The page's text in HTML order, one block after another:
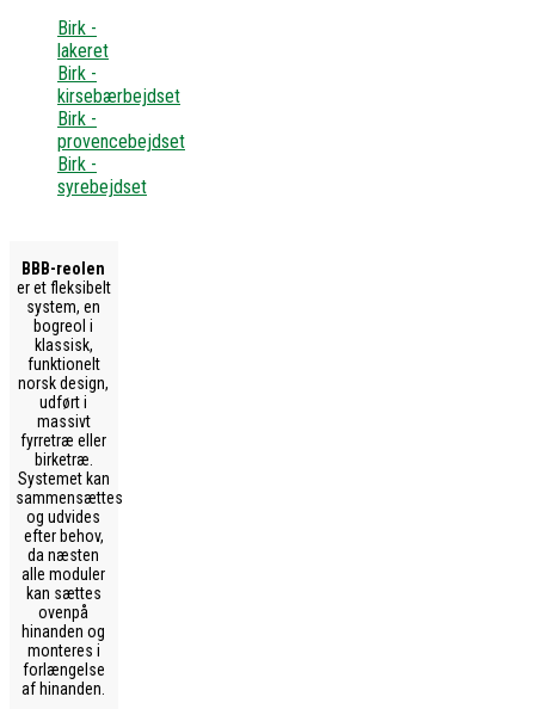
Birk -
lakeret
Birk -
kirsebærbejdset
Birk -
provencebejdset
Birk -
syrebejdset
BBB-reolen
er et fleksibelt
system, en
bogreol i
klassisk,
funktionelt
norsk design,
udført i
massivt
fyrretræ eller
birketræ.
Systemet kan
sammensættes
og udvides
efter behov,
da næsten
alle moduler
kan sættes
ovenpå
hinanden og
monteres i
forlængelse
af hinanden.